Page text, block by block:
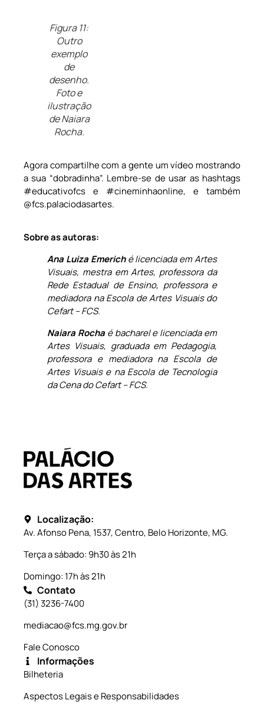
Figura 11:
Outro
exemplo
de
desenho.
Foto e
ilustração
de Naiara
Rocha.
Agora compartilhe com a gente um vídeo mostrando
a sua “dobradinha”. Lembre-se de usar as hashtags
#educativofcs e #cineminhaonline, e também
@fcs.palaciodasartes.
Sobre as autoras:
Ana Luiza Emeriché licenciada em Artes
Visuais, mestra em Artes, professora da
Rede Estadual de Ensino, professora e
mediadora na Escola de Artes Visuais do
Cefart – FCS.
Naiara Rochaé bacharel e licenciada em
Artes Visuais, graduada em Pedagogia,
professora e mediadora na Escola de
Artes Visuais e na Escola de Tecnologia
da Cena do Cefart – FCS.
Localização:
Av. Afonso Pena, 1537, Centro, Belo Horizonte, MG.
Terça a sábado: 9h30 às 21h
Domingo: 17h às 21h
Contato
(31) 3236-7400
mediacao@fcs.mg.gov.br
Fale Conosco
Informações
Bilheteria
Aspectos Legais e Responsabilidades